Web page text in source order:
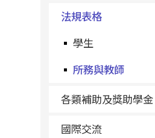
法規表格
學生
所務與教師
各類補助及獎助學金
國際交流